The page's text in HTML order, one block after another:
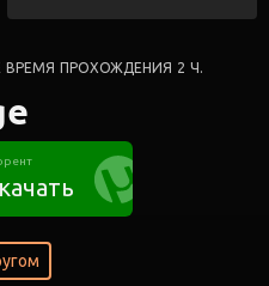
ВРЕМЯ ПРОХОЖДЕНИЯ 2 Ч.